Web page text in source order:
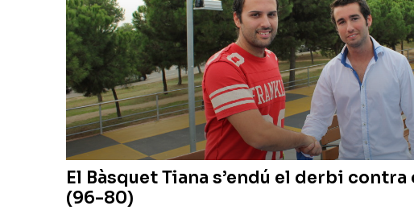
El Bàsquet Tiana s’endú el derbi
(96-80)